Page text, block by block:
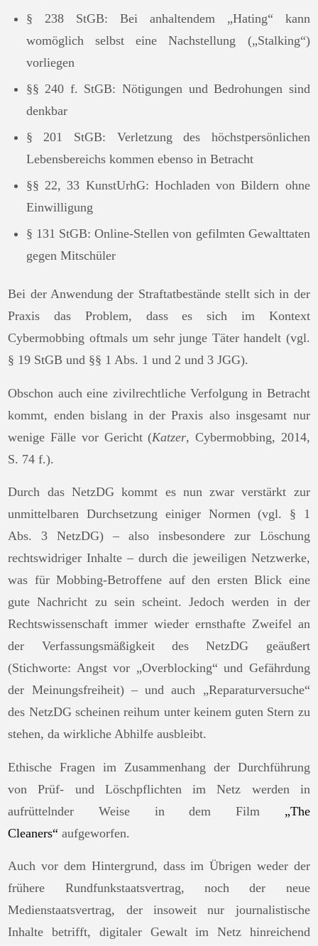
§ 238 StGB: Bei anhaltendem „Hating“ kann
womöglich selbst eine Nachstellung („Stalking“)
vorliegen
§§ 240 f. StGB: Nötigungen und Bedrohungen sind
denkbar
§ 201 StGB: Verletzung des höchstpersönlichen
Lebensbereichs kommen ebenso in Betracht
§§ 22, 33 KunstUrhG: Hochladen von Bildern ohne
Einwilligung
§ 131 StGB: Online-Stellen von gefilmten Gewalttaten
gegen Mitschüler
Bei der Anwendung der Straftatbestände stellt sich in der
Praxis das Problem, dass es sich im Kontext
Cybermobbing oftmals um sehr junge Täter handelt (vgl.
§ 19 StGB und §§ 1 Abs. 1 und 2 und 3 JGG).
Obschon auch eine zivilrechtliche Verfolgung in Betracht
kommt, enden bislang in der Praxis also insgesamt nur
wenige Fälle vor Gericht (Katzer, Cybermobbing, 2014,
S. 74 f.).
Durch das NetzDG kommt es nun zwar verstärkt zur
unmittelbaren Durchsetzung einiger Normen (vgl. § 1
Abs. 3 NetzDG) – also insbesondere zur Löschung
rechtswidriger Inhalte – durch die jeweiligen Netzwerke,
was für Mobbing-Betroffene auf den ersten Blick eine
gute Nachricht zu sein scheint. Jedoch werden in der
Rechtswissenschaft immer wieder ernsthafte Zweifel an
der Verfassungsmäßigkeit des NetzDG geäußert
(Stichworte: Angst vor „Overblocking“ und Gefährdung
der Meinungsfreiheit) – und auch „Reparaturversuche“
des NetzDG scheinen reihum unter keinem guten Stern zu
stehen, da wirkliche Abhilfe ausbleibt.
Ethische Fragen im Zusammenhang der Durchführung
von Prüf- und Löschpflichten im Netz werden in
aufrüttelnder Weise in dem Film „The
Cleaners“ aufgeworfen.
Auch vor dem Hintergrund, dass im Übrigen weder der
frühere Rundfunkstaatsvertrag, noch der neue
Medienstaatsvertrag, der insoweit nur journalistische
Inhalte betrifft, digitaler Gewalt im Netz hinreichend